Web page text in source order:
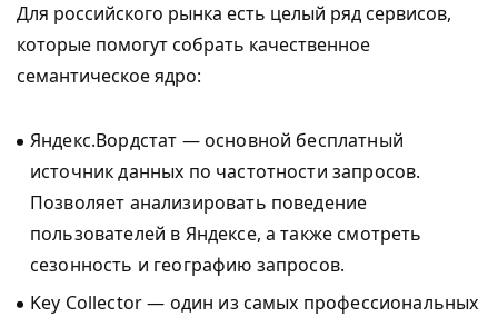
Для российского рынка есть целый ряд сервисов,
которые помогут собрать качественное
семантическое ядро:
Яндекс.Вордстат — основной бесплатный
источник данных по частотности запросов.
Позволяет анализировать поведение
пользователей в Яндексе, а также смотреть
сезонность и географию запросов.
Key Collector — один из самых профессиональных